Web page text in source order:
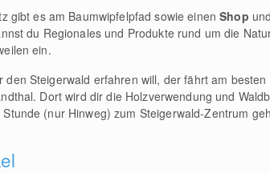
gibt es am Baumwipfelpfad sowie einenShop
du Regionales und Produkte rund um die
ein.
den Steigerwald erfahren will, der fährt am
Dort wird dir die Holzverwendung und
(nur Hinweg) zum Steigerwald-Zentrum